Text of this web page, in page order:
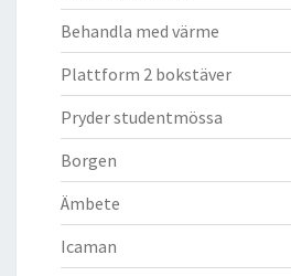
Behandla med värme
Plattform 2 bokstäver
Pryder studentmössa
Borgen
Ämbete
Icaman